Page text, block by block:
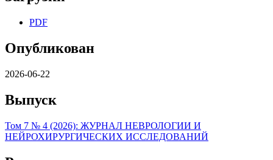
PDF
Опубликован
2026-06-22
Выпуск
Том 7 № 4 (2026): ЖУРНАЛ НЕВРОЛОГИИ И
НЕЙРОХИРУРГИЧЕСКИХ ИССЛЕДОВАНИЙ